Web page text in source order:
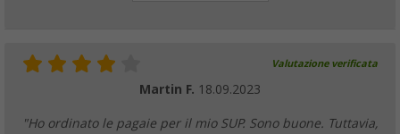
Valutazione verificata
Martin F. 18.09.2023
"Ho ordinato le pagaie per il mio SUP. Sono buone. Tuttavia,